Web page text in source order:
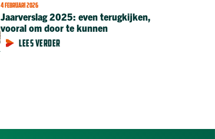
4 FEBRUARI 2026
Jaarverslag 2025: even terugkijken,
vooral om door te kunnen
LEES VERDER